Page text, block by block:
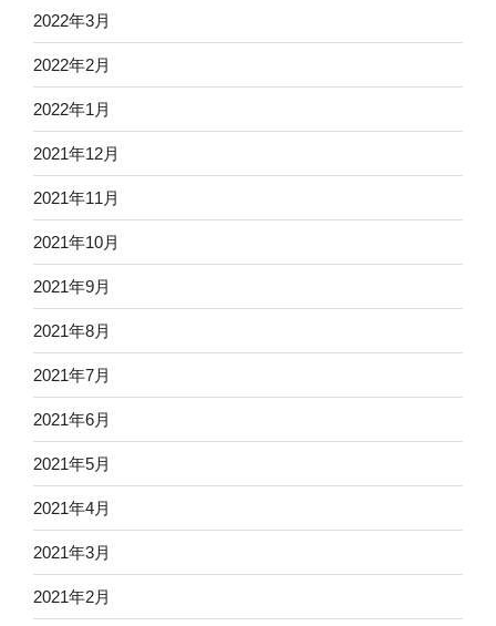
2022年3月
2022年2月
2022年1月
2021年12月
2021年11月
2021年10月
2021年9月
2021年8月
2021年7月
2021年6月
2021年5月
2021年4月
2021年3月
2021年2月